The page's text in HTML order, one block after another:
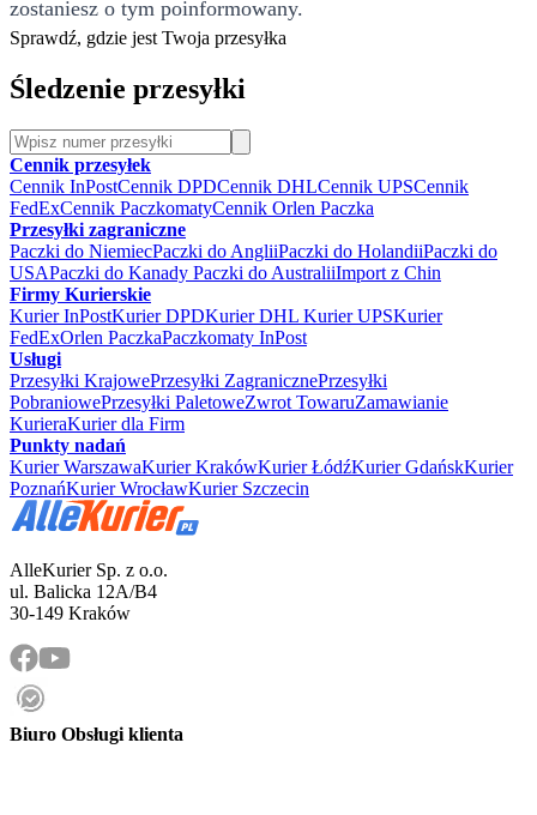
zostaniesz o tym poinformowany.
Sprawdź, gdzie jest Twoja przesyłka
Śledzenie przesyłki
Cennik przesyłek
Cennik InPostCennik DPDCennik DHLCennik UPSCennik
FedExCennik PaczkomatyCennik Orlen Paczka
Przesyłki zagraniczne
Paczki do NiemiecPaczki do AngliiPaczki do HolandiiPaczki do
USAPaczki do Kanady Paczki do AustraliiImport z Chin
Firmy Kurierskie
Kurier InPostKurier DPDKurier DHL Kurier UPSKurier
FedExOrlen PaczkaPaczkomaty InPost
Usługi
Przesyłki KrajowePrzesyłki ZagranicznePrzesyłki
PobraniowePrzesyłki PaletoweZwrot TowaruZamawianie
KurieraKurier dla Firm
Punkty nadań
Kurier WarszawaKurier KrakówKurier ŁódźKurier GdańskKurier
PoznańKurier WrocławKurier Szczecin
AlleKurier Sp. z o.o.
ul. Balicka 12A/B4
30-149 Kraków
Biuro Obsługi klienta